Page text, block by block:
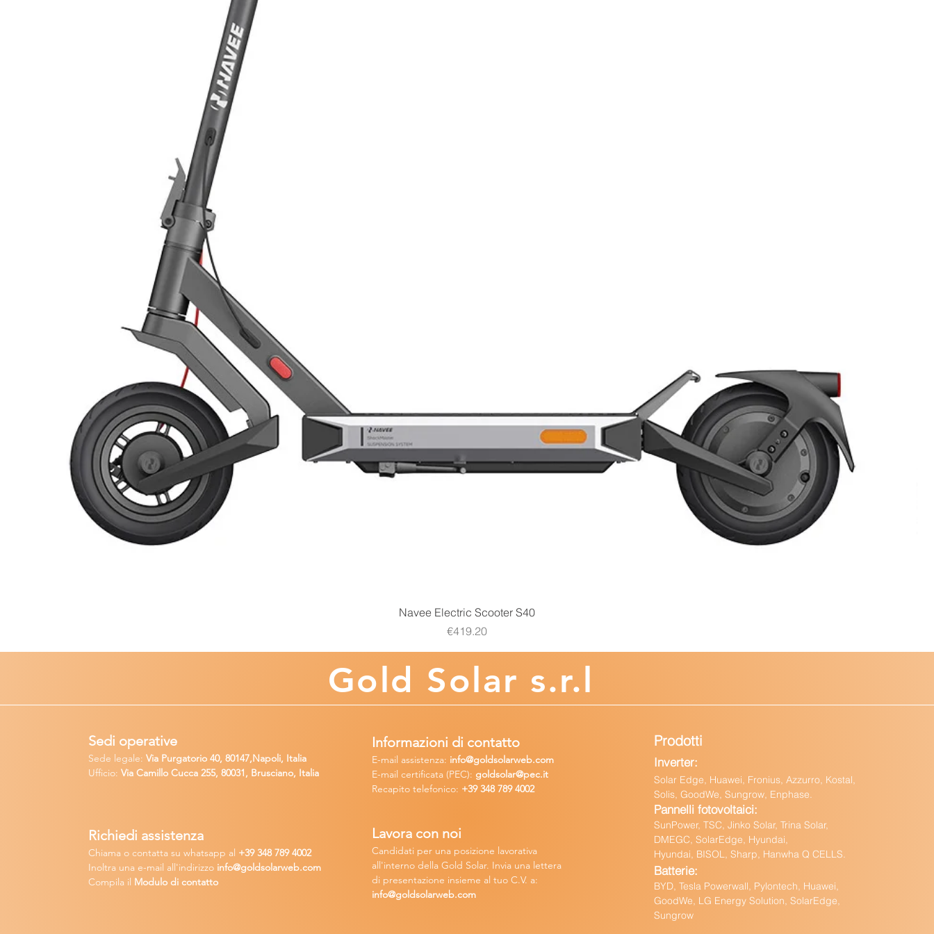
Quick View
Navee Electric Scooter S40
Price
€419.20
Gold Solar s.r.l
Sedi operative
Sede legale:Via Purgatorio 40, 80147,Napoli, Italia
Ufficio:Via Camillo Cucca 255, 80031, Brusciano, Italia
Richiedi assistenza
Chiama o contatta su whatsapp al +39 348 789 4002
Inoltra una e-mail all'indirizzo info@goldsolarweb.com
Compila il Modulo di contatto
Lavora con noi
Candidati per una posizione lavorativa
all'interno della Gold Solar. Invia una lettera
di presentazione insieme al tuo C.V. a:
info@goldsolarweb.com
Informazioni di contatto
E-mail assistenza: info@goldsolarweb.com
E-mail certificata (PEC): goldsolar@pec.it
Recapito telefonico: +39 348789 4002
Prodotti
Inverter:
Solar Edge, Huawei, Fronius, Azzurro, Kostal,
Solis, GoodWe, Sungrow, Enphase.
Pannelli fotovoltaici:
SunPower, TSC, Jinko Solar, Trina Solar,
DMEGC, SolarEdge, Hyundai,
Hyundai, BISOL, Sharp, Hanwha Q CELLS.
Batterie:
BYD, Tesla Powerwall, Pylontech, Huawei,
GoodWe, LG Energy Solution, SolarEdge,
Sungrow